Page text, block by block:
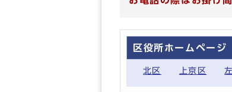
区役所ホームページ
北区 上京区